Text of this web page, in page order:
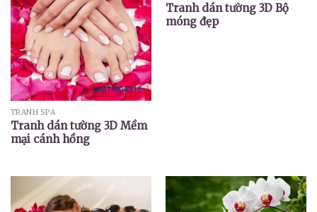
TRANH SPA
Tranh dán tường 3D Mềm
mại cánh hồng
Tranh dán tường 3D Bộ
móng đẹp